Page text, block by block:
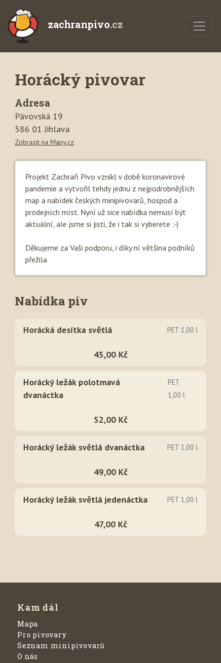
zachranpivo.cz
Horácký pivovar
Adresa
Pávovská 19
586 01 Jihlava
Zobrazit na Mapy.cz
Projekt Zachraň Pivo vznikl v době koronavirové
pandemie a vytvořil tehdy jednu z nejpodrobnějších
map a nabídek českých minipivovarů, hospod a
prodejních míst. Nyní už sice nabídka nemusí být
aktuální, ale jsme si jisti, že i tak si vyberete :-)
Děkujeme za Vaši podporu, i díky ní většina podníků
přežila.
Nabídka piv
Horácká desítka světlá PET 1,00 l
45,00 Kč
Horácký ležák polotmavá
dvanáctka
PET
1,00 l
52,00 Kč
Horácký ležák světlá dvanáctka PET 1,00 l
49,00 Kč
Horácký ležák světlá jedenáctka PET 1,00 l
47,00 Kč
Kam dál
Mapa
Pro pivovary
Seznam minipivovarů
O nás